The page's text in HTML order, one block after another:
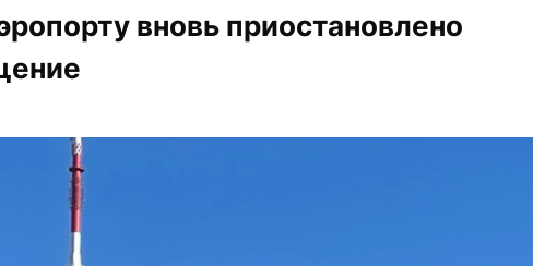
вновь приостановлено